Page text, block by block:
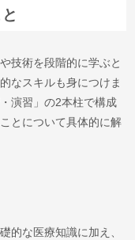
技術を段階的に学ぶと
なスキルも身につけま
演習」の2本柱で構成
とについて具体的に解
的な医療知識に加え、